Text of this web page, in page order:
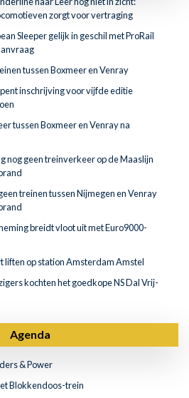
zorgt voor vertraging
Sleeper gelijk in geschil met ProRail
tussen Boxmeer en Venray
inschrijving voor vijfde editie
tussen Boxmeer en Venray na
nog geen treinverkeer op de Maaslijn
treinen tussen Nijmegen en Venray
breidt vloot uit met Euro9000-
liften op station Amsterdam Amstel
kochten het goedkope NS Dal Vrij-
Agenda
& Power
Blokkendoos-trein